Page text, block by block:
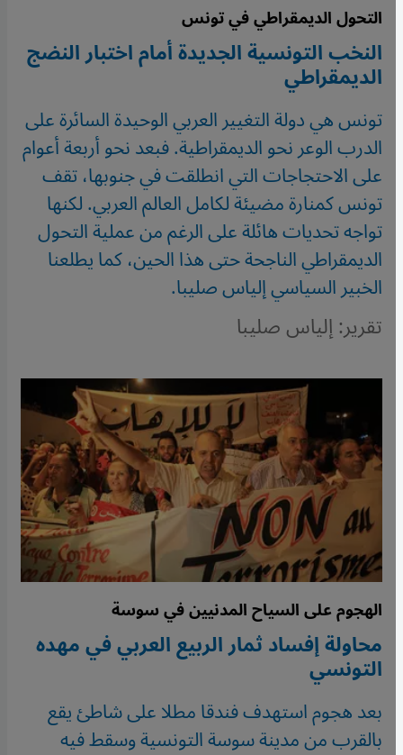
التحول الديمقراطي في تونس
النخب التونسية الجديدة أمام اختبار النضج
الديمقراطي
تونس هي دولة التغيير العربي الوحيدة السائرة على
الدرب الوعر نحو الديمقراطية. فبعد نحو أربعة أعوام
على الاحتجاجات التي انطلقت في جنوبها، تقف
تونس كمنارة مضيئة لكامل العالم العربي. لكنها
تواجه تحديات هائلة على الرغم من عملية التحول
الديمقراطي الناجحة حتى هذا الحين، كما يطلعنا
الخبير السياسي إلياس صليبا.
تقرير: إلياس صليبا
الهجوم على السياح المدنيين في سوسة
محاولة إفساد ثمار الربيع العربي في مهده
التونسي
بعد هجوم استهدف فندقا مطلا على شاطئ يقع
بالقرب من مدينة سوسة التونسية وسقط فيه